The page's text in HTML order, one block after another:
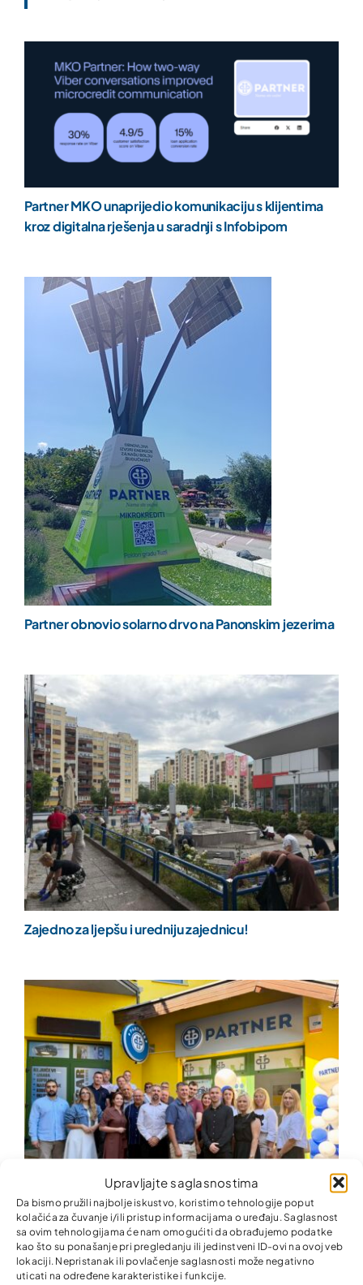
Upravljajte saglasnostima
Da bismo pružili najbolje iskustvo, koristimo tehnologije poput
kolačića za čuvanje i/ili pristup informacijama o uređaju. Saglasnost
sa ovim tehnologijama će nam omogućiti da obrađujemo podatke
kao što su ponašanje pri pregledanju ili jedinstveni ID-ovi na ovoj veb
lokaciji. Nepristanak ili povlačenje saglasnosti može negativno
uticati na određene karakteristike i funkcije.
Partner MKO unaprijedio komunikaciju s klijentima
kroz digitalna rješenja u saradnji s Infobipom
Partner obnovio solarno drvo na Panonskim jezerima
Zajedno za ljepšu i uredniju zajednicu!
Nova kancelarija Partner MKO u Donjem Rahiću –
finansijske usluge bliže građanima i privredi